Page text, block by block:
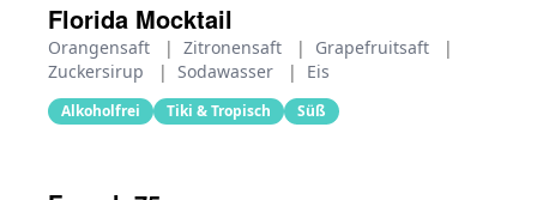
Florida Mocktail
Orangensaft | Zitronensaft | Grapefruitsaft
|
Zuckersirup
| Sodawasser | Eis
Alkoholfrei Tiki & Tropisch Süß